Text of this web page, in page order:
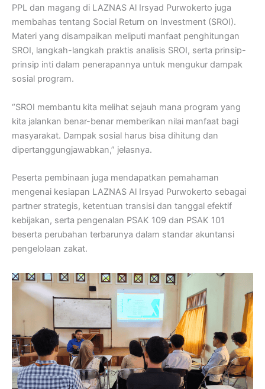
PPL dan magang di LAZNAS Al Irsyad Purwokerto juga
membahas tentang Social Return on Investment (SROI).
Materi yang disampaikan meliputi manfaat penghitungan
SROI, langkah-langkah praktis analisis SROI, serta prinsip-
prinsip inti dalam penerapannya untuk mengukur dampak
sosial program.
“SROI membantu kita melihat sejauh mana program yang
kita jalankan benar-benar memberikan nilai manfaat bagi
masyarakat. Dampak sosial harus bisa dihitung dan
dipertanggungjawabkan,” jelasnya.
Peserta pembinaan juga mendapatkan pemahaman
mengenai kesiapan LAZNAS Al Irsyad Purwokerto sebagai
partner strategis, ketentuan transisi dan tanggal efektif
kebijakan, serta pengenalan PSAK 109 dan PSAK 101
beserta perubahan terbarunya dalam standar akuntansi
pengelolaan zakat.